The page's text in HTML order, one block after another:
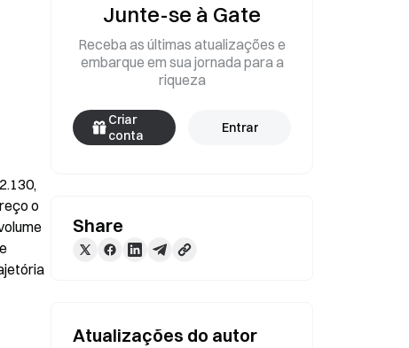
o
Junte-se à Gate
Receba as últimas atualizações e
embarque em sua jornada para a
riqueza
Criar
conta
Entrar
Share
Atualizações do autor